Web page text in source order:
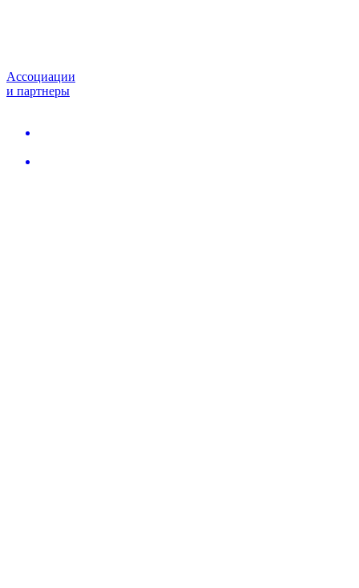
Ассоциации
и партнеры